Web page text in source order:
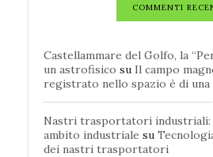
COMMENTI
Castellammare del Golfo, la
un astrofisico su Il campo
registrato nello spazio è di una
Nastri trasportatori industriali:
ambito industriale su
dei nastri trasportatori